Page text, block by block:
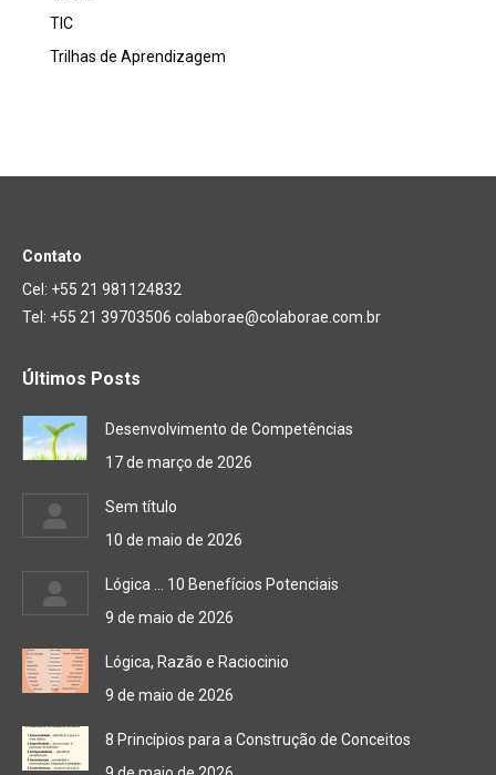
TIC
Trilhas de Aprendizagem
Contato
Cel: +55 21 981124832
Tel: +55 21 39703506 colaborae@colaborae.com.br
Últimos Posts
Desenvolvimento de Competências
17 de março de 2026
Sem título
10 de maio de 2026
Lógica … 10 Benefícios Potenciais
9 de maio de 2026
Lógica, Razão e Raciocinio
9 de maio de 2026
8 Princípios para a Construção de Conceitos